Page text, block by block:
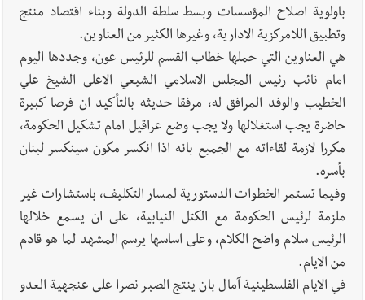
باولوية اصلاح المؤسسات وبسط سلطة الدولة وبناء اقتصاد منتج
وتطبيق اللامركزية الادارية، وغيرها الكثير من العناوين.
هي العناوين التي حملها خطاب القسم للرئيس عون، وجددها اليوم
امام نائب رئيس المجلس الاسلامي الشيعي الاعلى الشيخ علي
الخطيب والوفد المرافق له، مرفقا حديثه بالتأكيد ان فرصا كبيرة
حاضرة يجب استغلالها ولا يجب وضع عراقيل امام تشكيل الحكومة،
مكررا لازمة لقاءاته مع الجميع بانه اذا انكسر مكون سينكسر لبنان
بأسره.
وفيما تستمر الخطوات الدستورية لمسار التكليف، باستشارات غير
ملزمة لرئيس الحكومة مع الكتل النيابية، على ان يسمع خلالها
الرئيس سلام واضح الكلام، وعلى اساسها يرسم المشهد لما هو قادم
من الايام.
في الايام الفلسطينية آمال بان ينتج الصبر نصرا على عنجهية العدو